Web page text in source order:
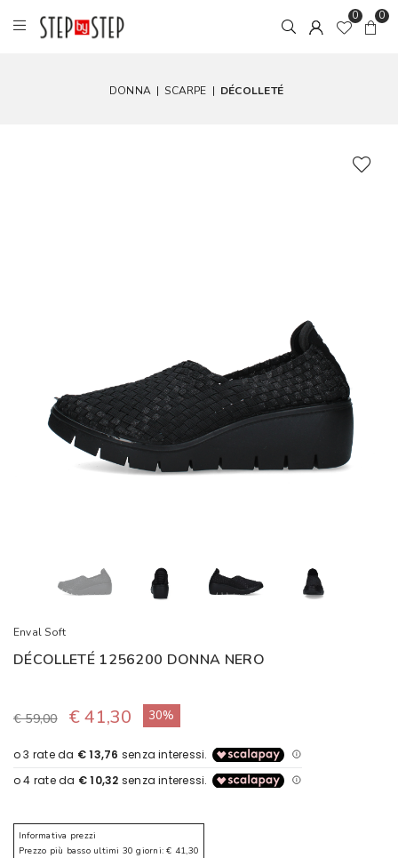
0 0
DONNA | SCARPE | DÉCOLLETÉ
Enval Soft
DÉCOLLETÉ 1256200 DONNA NERO
€ 59,00 € 41,30 30%
Informativa prezzi
Prezzo più basso ultimi 30 giorni: € 41,30